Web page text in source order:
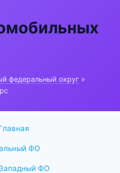
федеральный округ »
ФО
ФО